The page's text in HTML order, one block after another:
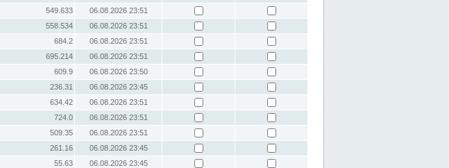
549.633
06.08.2026 23:51
558.534
06.08.2026 23:51
684.2
06.08.2026 23:51
695.214
06.08.2026 23:51
609.9
06.08.2026 23:50
236.31
06.08.2026 23:45
634.42
06.08.2026 23:51
724.0
06.08.2026 23:51
509.35
06.08.2026 23:51
261.16
06.08.2026 23:45
55.63
06.08.2026 23:45